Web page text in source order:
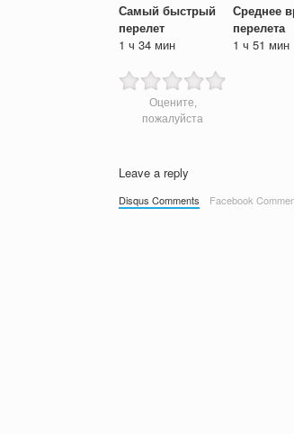
Самый быстрый
перелет
Среднее
перелета
1 ч 34 мин
1 ч 51 мин
Оцените,
пожалуйста
Leave a reply
Disqus Comments Facebook